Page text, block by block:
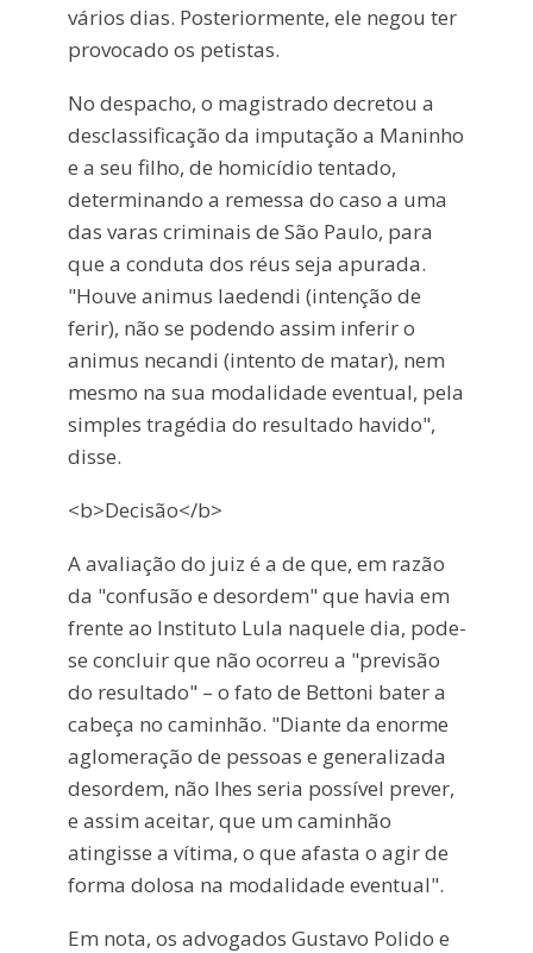
vários dias. Posteriormente, ele negou ter
provocado os petistas.
No despacho, o magistrado decretou a
desclassificação da imputação a Maninho
e a seu filho, de homicídio tentado,
determinando a remessa do caso a uma
das varas criminais de São Paulo, para
que a conduta dos réus seja apurada.
"Houve animus laedendi (intenção de
ferir), não se podendo assim inferir o
animus necandi (intento de matar), nem
mesmo na sua modalidade eventual, pela
simples tragédia do resultado havido",
disse.
<b>Decisão</b>
A avaliação do juiz é a de que, em razão
da "confusão e desordem" que havia em
frente ao Instituto Lula naquele dia, pode-
se concluir que não ocorreu a "previsão
do resultado" – o fato de Bettoni bater a
cabeça no caminhão. "Diante da enorme
aglomeração de pessoas e generalizada
desordem, não lhes seria possível prever,
e assim aceitar, que um caminhão
atingisse a vítima, o que afasta o agir de
forma dolosa na modalidade eventual".
Em nota, os advogados Gustavo Polido e